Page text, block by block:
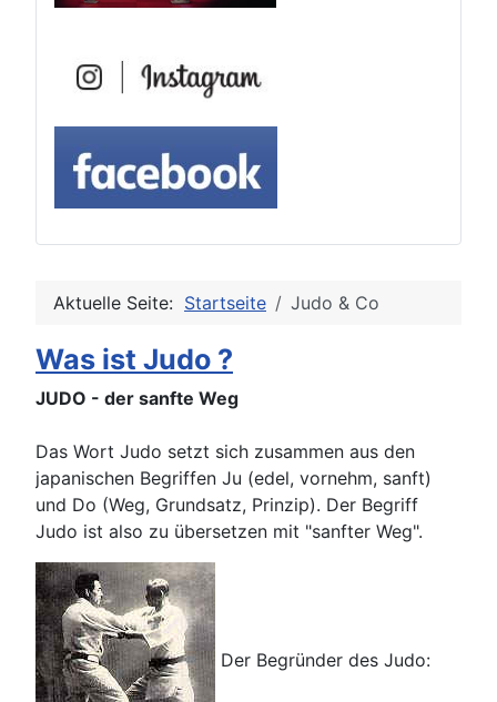
Aktuelle Seite: Startseite Judo & Co
Was ist Judo ?
JUDO - der sanfte Weg
Das Wort Judo setzt sich zusammen aus den
japanischen Begriffen Ju (edel, vornehm, sanft)
und Do (Weg, Grundsatz, Prinzip). Der Begriff
Judo ist also zu übersetzen mit "sanfter Weg".
Der Begründer des Judo: